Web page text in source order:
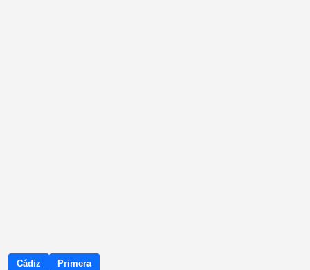
Cádiz Primera